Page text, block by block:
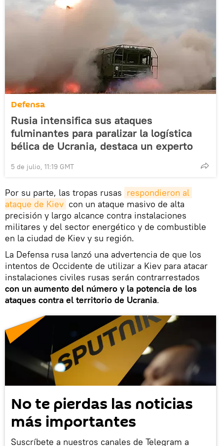
Defensa
Rusia intensifica sus ataques
fulminantes para paralizar la logística
bélica de Ucrania, destaca un experto
5 de julio, 11:19 GMT
Por su parte, las tropas rusas respondieron al
ataque de Kiev con un ataque masivo de alta
precisión y largo alcance contra instalaciones
militares y del sector energético y de combustible
en la ciudad de Kiev y su región.
La Defensa rusa lanzó una advertencia de que los
intentos de Occidente de utilizar a Kiev para atacar
instalaciones civiles rusas serán contrarrestados
con un aumento del número y la potencia de los
ataques contra el territorio de Ucrania.
No te pierdas las noticias
más importantes
Suscríbete a nuestros canales de Telegram a